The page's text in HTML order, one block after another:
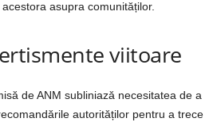
asupra comunităților.
viitoare
de ANM subliniază necesitatea de a
autorităților pentru a trece